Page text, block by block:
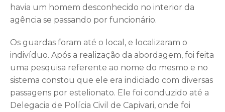
havia um homem desconhecido no interior da
agência se passando por funcionário.
Os guardas foram até o local, e localizaram o
indivíduo. Após a realização da abordagem, foi feita
uma pesquisa referente ao nome do mesmo e no
sistema constou que ele era indiciado com diversas
passagens por estelionato. Ele foi conduzido até a
Delegacia de Polícia Civil de Capivari, onde foi